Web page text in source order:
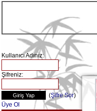
Kullanıcı Adınız:
Şifreniz:
(Şifre Sor)
Üye Ol